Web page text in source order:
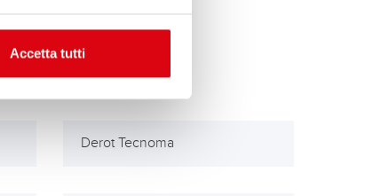
Accetta tutti
Derot Tecnoma